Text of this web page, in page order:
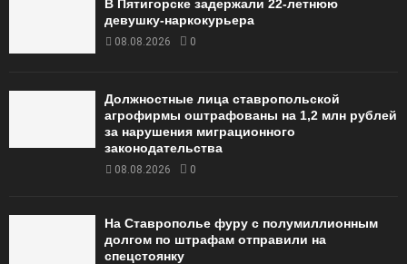
В Пятигорске задержали 22-летнюю
девушку-наркокурьера
08.08.2026 0
Должностные лица ставропольской
агрофирмы оштрафованы на 1,2 млн рублей
за нарушения миграционного
законодательства
08.08.2026 0
На Ставрополье фуру с полумиллионным
долгом по штрафам отправили на
спецстоянку